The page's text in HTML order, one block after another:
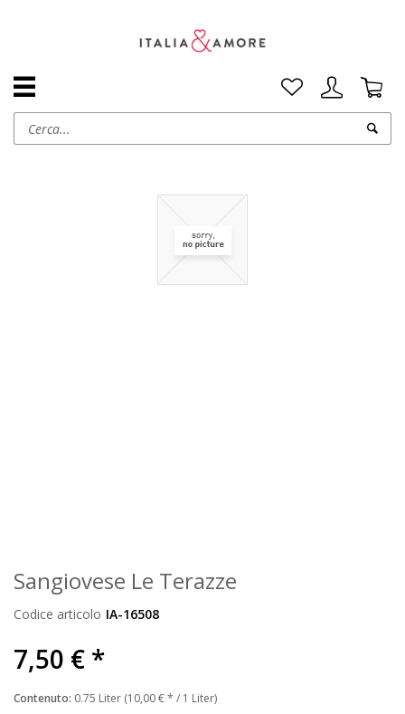
Sangiovese Le Terazze
Codice articolo IA-16508
7,50 € *
Contenuto: 0.75 Liter (10,00 € * / 1 Liter)